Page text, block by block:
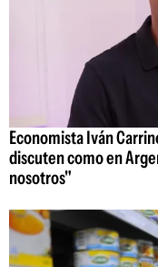
Economista Iván
discuten como en
nosotros"